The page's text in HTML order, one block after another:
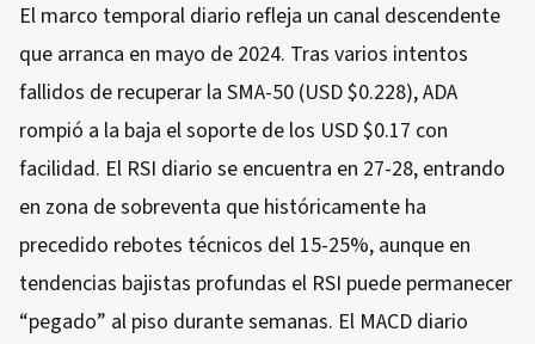
El marco temporal diario refleja un canal descendente
que arranca en mayo de 2024. Tras varios intentos
fallidos de recuperar la SMA-50 (USD $0.228), ADA
rompió a la baja el soporte de los USD $0.17 con
facilidad. El RSI diario se encuentra en 27-28, entrando
en zona de sobreventa que históricamente ha
precedido rebotes técnicos del 15-25%, aunque en
tendencias bajistas profundas el RSI puede permanecer
“pegado” al piso durante semanas. El MACD diario